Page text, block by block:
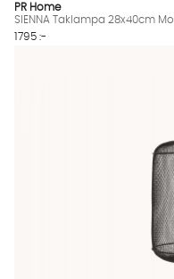
PR Home
SIENNA Taklampa 28x40cm
1795 :-